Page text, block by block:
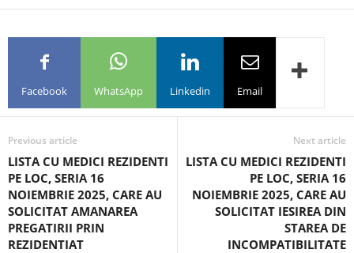
Facebook WhatsApp Linkedin Email
Previous article
LISTA CU MEDICI REZIDENTI
PE LOC, SERIA 16
NOIEMBRIE 2025, CARE AU
SOLICITAT AMANAREA
PREGATIRII PRIN
REZIDENTIAT
Next article
LISTA CU MEDICI REZIDENTI
PE LOC, SERIA 16
NOIEMBRIE 2025, CARE AU
SOLICITAT IESIREA DIN
STAREA DE
INCOMPATIBILITATE